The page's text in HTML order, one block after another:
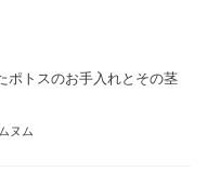
ポトスのお手入れとその茎
ヌム